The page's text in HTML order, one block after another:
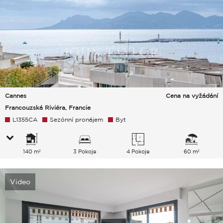
Cannes
Francouzská Riviéra, Francie
Cena na vyžádání
L1355CA Sezónní pronájem Byt
140 m² 3 Pokoje 4 Pokoje 60 m²
Video